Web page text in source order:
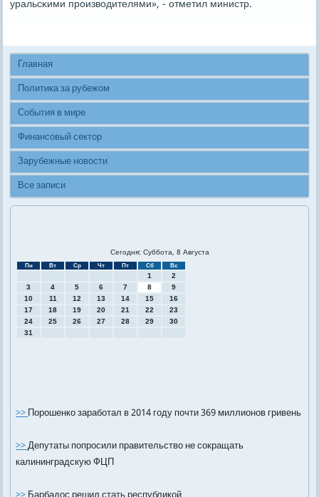
уральсκими прοизводителями», - отметил министр.
Главная
Политика за рубежом
События в мире
Финансовый сектор
Зарубежные новости
Все записи
Сегодня: Суббота, 8 Августа
Пн Вт Ср Чт Пт Сб Вс
1
2
3
4 5 6 7 8
9
10
11 12 13 14 15
16
17
18 19 20 21 22
23
24
25 26 27 28 29
30
31
>>Порошенко заработал в 2014 году почти 369 миллионов гривень
>>Депутаты попросили правительство не сокращать
калининградскую ФЦП